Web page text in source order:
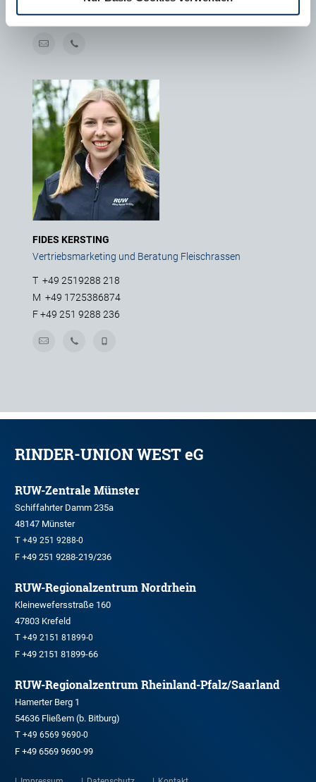
T +49 228 6294799-1
FIDES KERSTING
Vertriebsmarketing und Beratung Fleischrassen
T +49 2519288 218
M +49 1725386874
F+49 251 9288 236
RINDER-UNION WEST eG
RUW-Zentrale Münster
Schiffahrter Damm 235a
48147 Münster
T +49 251 9288-0
F +49 251 9288-219/236
RUW-Regionalzentrum Nordrhein
Kleinewefersstraße 160
47803 Krefeld
T +49 2151 81899-0
F +49 2151 81899-66
RUW-Regionalzentrum Rheinland-Pfalz/Saarland
Hamerter Berg 1
54636 Fließem (b. Bitburg)
T +49 6569 9690-0
F +49 6569 9690-99